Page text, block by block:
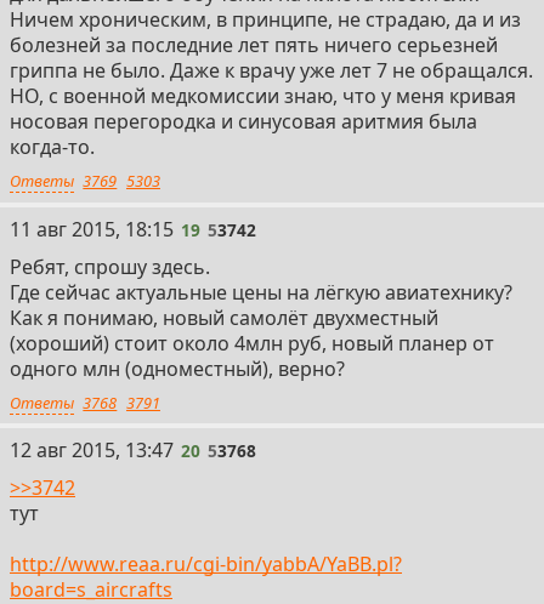
Ничем хроническим, в принципе, не страдаю, да и из
болезней за последние лет пять ничего серьезней
гриппа не было. Даже к врачу уже лет 7 не обращался.
НО, с военной медкомиссии знаю, что у меня кривая
носовая перегородка и синусовая аритмия была
когда-то.
Ответы 3769 5303
11 авг 2015, 18:15 19 53742
Ребят, спрошу здесь.
Где сейчас актуальные цены на лёгкую авиатехнику?
Как я понимаю, новый самолёт двухместный
(хороший) стоит около 4млн руб, новый планер от
одного млн (одноместный), верно?
Ответы 3768 3791
12 авг 2015, 13:47 20 53768
>>3742
тут
http://www.reaa.ru/cgi-bin/yabbA/YaBB.pl?
board=s_aircrafts